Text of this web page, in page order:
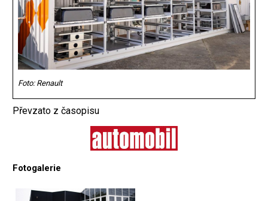
Foto: Renault
Převzato z časopisu
Fotogalerie